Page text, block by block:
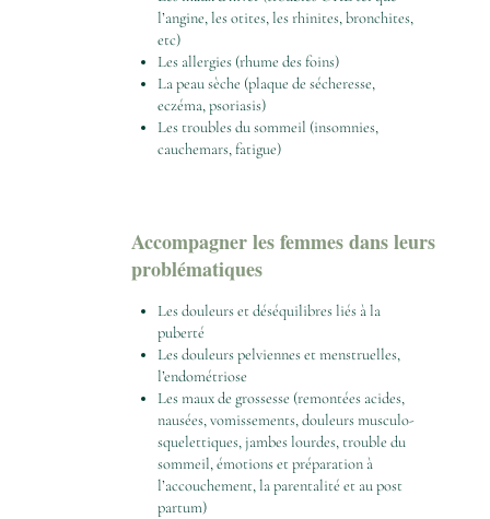
l’angine, les otites, les rhinites, bronchites,
etc)
Les allergies (rhume des foins)
La peau sèche (plaque de sécheresse,
eczéma, psoriasis)
Les troubles du sommeil (insomnies,
cauchemars, fatigue)
Accompagner les femmes dans leurs
problématiques
Les douleurs et déséquilibres liés à la
puberté
Les douleurs pelviennes et menstruelles,
l’endométriose
Les maux de grossesse (remontées acides,
nausées, vomissements, douleurs musculo-
squelettiques, jambes lourdes, trouble du
sommeil, émotions et préparation à
l’accouchement, la parentalité et au post
partum)